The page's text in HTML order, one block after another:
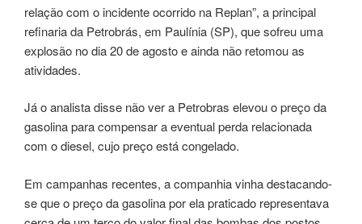
relação com o incidente ocorrido na Replan”, a principal
refinaria da Petrobrás, em Paulínia (SP), que sofreu uma
explosão no dia 20 de agosto e ainda não retomou as
atividades.
Já o analista disse não ver a Petrobras elevou o preço da
gasolina para compensar a eventual perda relacionada
com o diesel, cujo preço está congelado.
Em campanhas recentes, a companhia vinha destacando-
se que o preço da gasolina por ela praticado representava